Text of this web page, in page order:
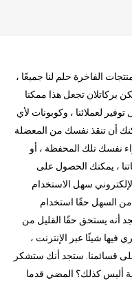
الفاخرة حلم لنا جميعًا ،
بركاتلان تجعل هذا ممكنا
لعملائنا ، وكوبونات لأي
أن تنقذ نفسك من المعضلة
نفسك تلك المحفظة ، أو
، يمكنك الحصول على
سهل الاستخدام
من السهل حقًا استخدام
أنه يستحق حقًا القليل من
شيئًا عبر الإنترنت ،
قسائمنا. ستجد أنك ستشكر
أليس كذلك؟ المضي قدما